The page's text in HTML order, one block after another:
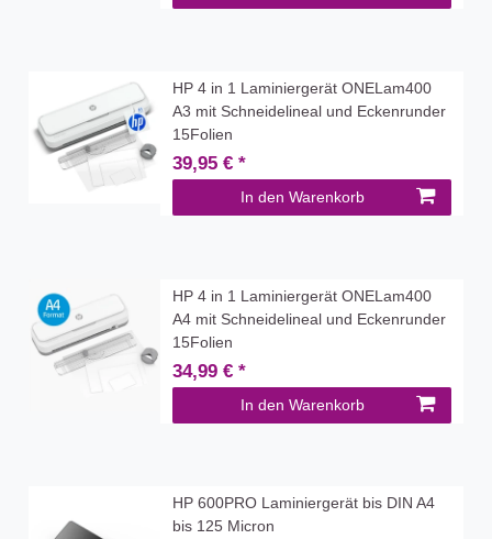
HP 4 in 1 Laminiergerät ONELam400
A3 mit Schneidelineal und Eckenrunder
15Folien
39,95 € *
In den Warenkorb
HP 4 in 1 Laminiergerät ONELam400
A4 mit Schneidelineal und Eckenrunder
15Folien
34,99 € *
In den Warenkorb
HP 600PRO Laminiergerät bis DIN A4
bis 125 Micron